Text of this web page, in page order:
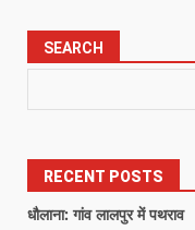
SEARCH
RECENT POSTS
धौलाना: गांव लालपुर में पथराव